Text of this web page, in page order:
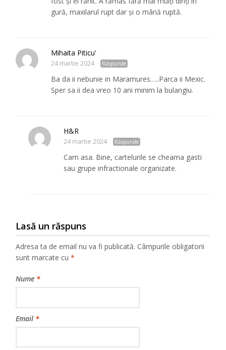
gură, maxilarul rupt dar și o mână ruptă.
Mihaita Piticu'
24 martie 2024 Răspunde
Ba da ii nebunie in Maramures…..Parca ii Mexic.
Sper sa ii dea vreo 10 ani minim la bulangiu.
H&R
24 martie 2024 Răspunde
Cam asa. Bine, cartelurile se cheama gasti
sau grupe infractionale organizate.
Lasă un răspuns
Adresa ta de email nu va fi publicată. Câmpurile obligatorii
sunt marcate cu*
Nume *
Email *